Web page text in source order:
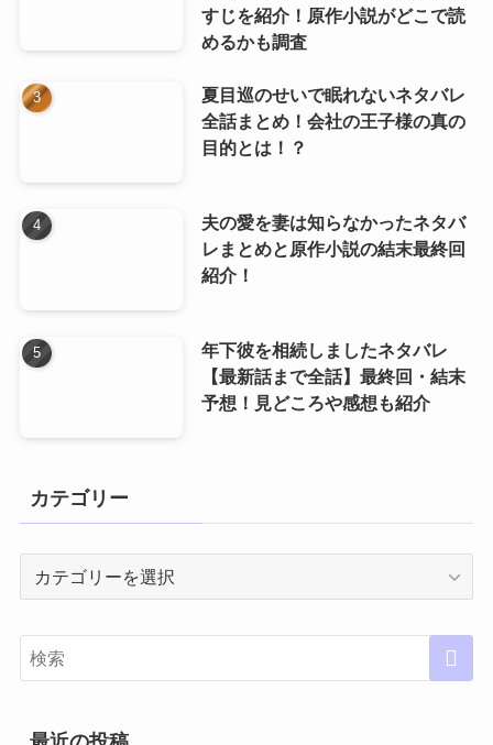
すじを紹介！原作小説がどこで読
めるかも調査
夏目巡のせいで眠れないネタバレ
全話まとめ！会社の王子様の真の
目的とは！？
夫の愛を妻は知らなかったネタバ
レまとめと原作小説の結末最終回
紹介！
年下彼を相続しましたネタバレ
【最新話まで全話】最終回・結末
予想！見どころや感想も紹介
カテゴリー
リ
ー